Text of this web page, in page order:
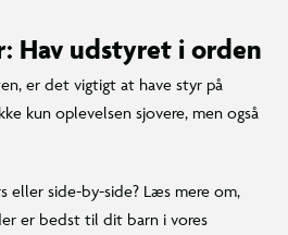
Hav udstyret i orden
er det vigtigt at have styr på
kun oplevelsen sjovere, men også
eller side-by-side? Læs mere om,
er bedst til dit barn i vores